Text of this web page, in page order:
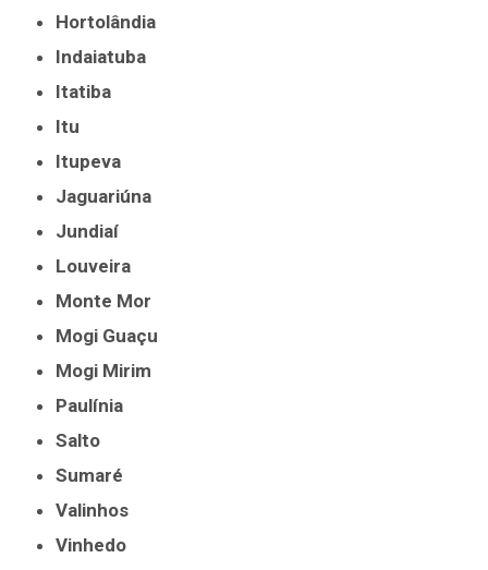
Hortolândia
Indaiatuba
Itatiba
Itu
Itupeva
Jaguariúna
Jundiaí
Louveira
Monte Mor
Mogi Guaçu
Mogi Mirim
Paulínia
Salto
Sumaré
Valinhos
Vinhedo